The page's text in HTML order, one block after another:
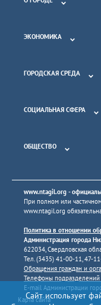
ЭКОНОМИКА
ГОРОДСКАЯ СРЕДА
СОЦИАЛЬНАЯ СФЕРА
ОБЩЕСТВО
www.ntagil.org -
При полном или
www.ntagil.org
Политика в отношении
Администрация города
622034, Свердловская
Тел. (3435) 41-00-11, 47-
Обращения граждан и
Телефоны
E-mail Администрации
Карта сайта
Сайт использует